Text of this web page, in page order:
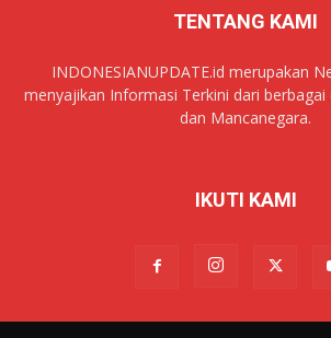
TENTANG KAMI
INDONESIANUPDATE.id merupakan
menyajikan Informasi Terkini dari berbagai
dan Mancanegara.
IKUTI KAMI